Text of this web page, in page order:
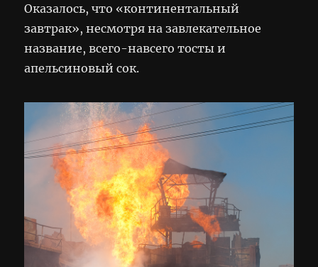
Оказалось, что «континентальный
завтрак», несмотря на завлекательное
название, всего-навсего тосты и
апельсиновый сок.